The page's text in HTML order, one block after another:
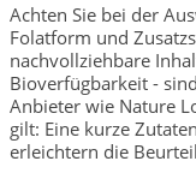
Achten Sie bei der
Folatform und
nachvollziehbare
Bioverfügbarkeit -
Anbieter wie Nature
gilt: Eine kurze
erleichtern die